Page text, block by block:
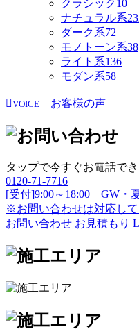
クラシック10
ナチュラル系
ダーク系72
モノトーン系38
ライト系136
モダン系58
VOICE お客様の声
タップで今すぐお電話でき
0120-71-7716
[受付]9:00～18:00 GW・
※お問い合わせは対応し
お問い合わせ お見積もり